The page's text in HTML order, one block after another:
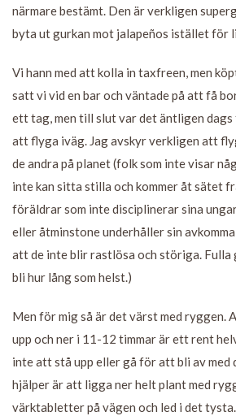
närmare bestämt. Den är verkligen
byta ut gurkan mot jalapeños istället för
Vi hann med att kolla in taxfreen, men
satt vi vid en bar och väntade på att få
ett tag, men till slut var det äntligen dags
att flyga iväg. Jag avskyr verkligen att
de andra på planet (folk som inte visar
inte kan sitta stilla och kommer åt sätet
föräldrar som inte disciplinerar sina
eller åtminstone underhåller sin
att de inte blir rastlösa och störiga. Fulla
bli hur lång som helst.)
Men för mig så är det värst med ryggen.
upp och ner i 11-12 timmar är ett rent
inte att stå upp eller gå för att bli av med
hjälper är att ligga ner helt plant med
värktabletter på vägen och led i det tysta.